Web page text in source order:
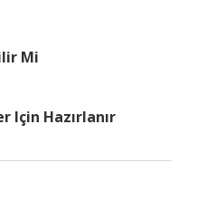
Mi
Için Hazırlanır